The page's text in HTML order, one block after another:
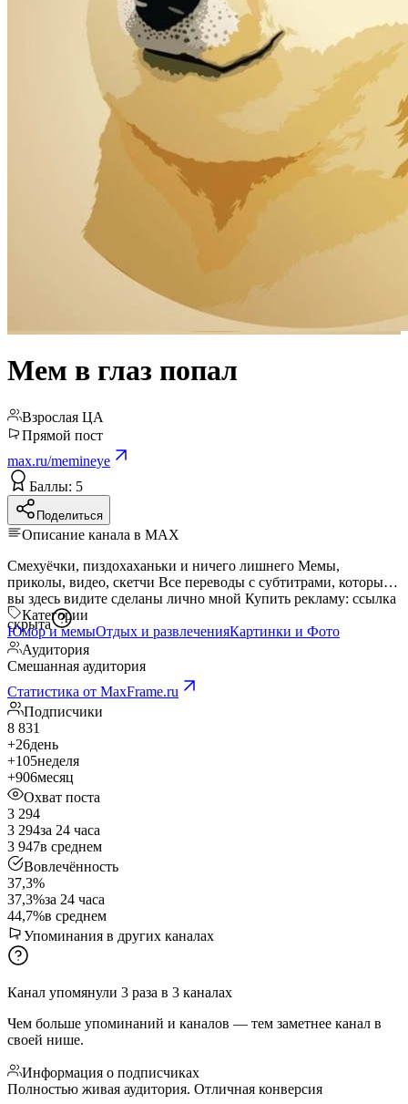
Мем в глаз попал
Взрослая ЦА
Прямой пост
max.ru/memineye
Баллы: 5
Поделиться
Описание канала в MAX
Смехуёчки, пиздохаханьки и ничего лишнего Мемы,
приколы, видео, скетчи Все переводы с субтитрами, которые
вы здесь видите сделаны лично мной Купить рекламу: ссылка
скрыта
Категории
Юмор и мемыОтдых и развлеченияКартинки и Фото
Аудитория
Смешанная аудитория
Статистика от MaxFrame.ru
Подписчики
8 831
+26день
+105неделя
+906месяц
Охват поста
3 294
3 294за 24 часа
3 947в среднем
Вовлечённость
37,3%
37,3%за 24 часа
44,7%в среднем
Упоминания в других каналах
Канал упомянули 3 раза в 3 каналах
Чем больше упоминаний и каналов — тем заметнее канал в
своей нише.
Информация о подписчиках
Полностью живая аудитория. Отличная конверсия